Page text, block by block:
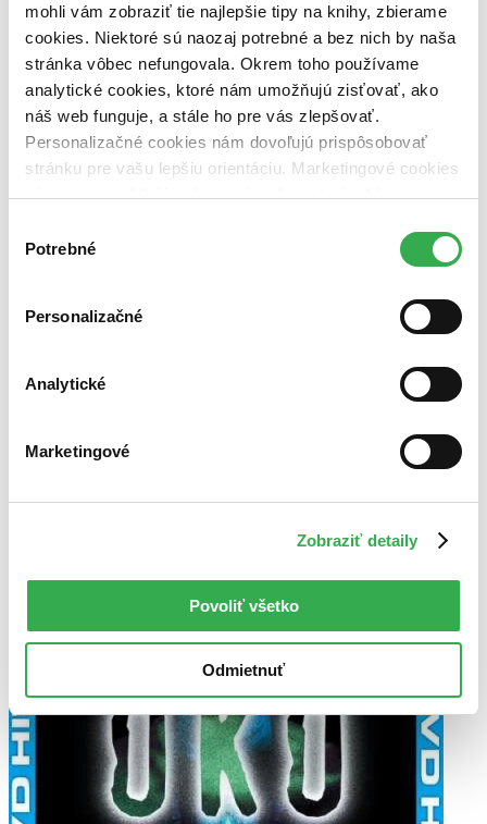
mohli vám zobraziť tie najlepšie tipy na knihy, zbierame
cookies. Niektoré sú naozaj potrebné a bez nich by naša
stránka vôbec nefungovala. Okrem toho používame
analytické cookies, ktoré nám umožňujú zisťovať, ako
náš web funguje, a stále ho pre vás zlepšovať.
Personalizačné cookies nám dovoľujú prispôsobovať
stránku pre vašu lepšiu orientáciu. Marketingové cookies
nám zas umožňujú zobrazenie relevantnej reklamy.
nám pomohlo, keby sme mohli používať všetky tieto
súhlasu
Potrebné
Personalizačné
Analytické
Marketingové
Zobraziť detaily
Povoliť všetko
Odmietnuť
Zoradiť
Bestsellery
Top hodnotené
Novinky
Zrušiť filtre
DVD